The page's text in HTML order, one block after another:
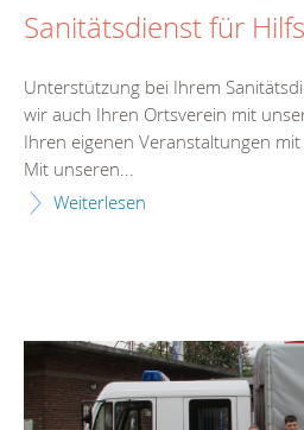
Sanitätsdienst für
Unterstützung bei Ihrem
wir auch Ihren Ortsverein mit
Ihren eigenen Veranstaltungen
Mit unseren...
Weiterlesen